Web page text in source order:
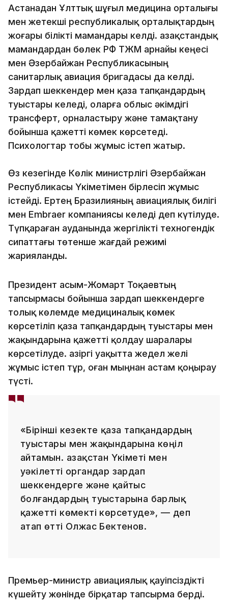
Астанадан Ұлттық шұғыл медицина орталығы
мен жетекші республикалық орталықтардың
жоғары білікті мамандары келді. Қазақстандық
мамандардан бөлек РФ ТЖМ арнайы кеңесі
мен Әзербайжан Республикасының
санитарлық авиация бригадасы да келді.
Зардап шеккендер мен қаза тапқандардың
туыстары келеді, оларға облыс әкімдігі
трансферт, орналастыру және тамақтану
бойынша қажетті көмек көрсетеді.
Психологтар тобы жұмыс істеп жатыр.
Өз кезегінде Көлік министрлігі Әзербайжан
Республикасы Үкіметімен бірлесіп жұмыс
істейді. Ертең Бразилияның авиациялық билігі
мен Embraer компаниясы келеді деп күтілуде.
Түпқараған ауданында жергілікті техногендік
сипаттағы төтенше жағдай режимі
жарияланды.
Президент Қасым-Жомарт Тоқаевтың
тапсырмасы бойынша зардап шеккендерге
толық көлемде медициналық көмек
көрсетіліп қаза тапқандардың туыстары мен
жақындарына қажетті қолдау шаралары
көрсетілуде. Қазіргі уақытта жедел желі
жұмыс істеп тұр, оған мыңнан астам қоңырау
түсті.
«Бірінші кезекте қаза тапқандардың
туыстары мен жақындарына көңіл
айтамын. Қазақстан Үкіметі мен
уәкілетті органдар зардап
шеккендерге және қайтыс
болғандардың туыстарына барлық
қажетті көмекті көрсетуде», — деп
атап өтті Олжас Бектенов.
Премьер-министр авиациялық қауіпсіздікті
күшейту жөнінде бірқатар тапсырма берді.